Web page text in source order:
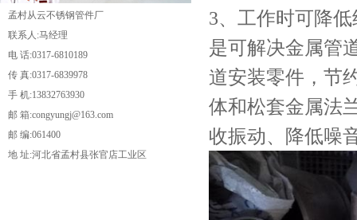
孟村从云不锈钢管件厂
联系人:马经理
电 话:0317-6810189
传 真:0317-6839978
手 机:13832763930
邮 箱:congyungj@163.com
邮 编:061400
地 址:河北省孟村县张官店工业区
3、工作时可降
是可解决金属管
道安装零件，节
体和松套金属法
收振动、降低噪